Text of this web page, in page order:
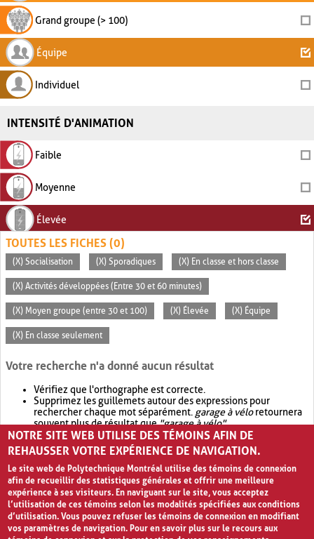
Grand groupe (> 100)
Équipe
Individuel
INTENSITÉ D'ANIMATION
Faible
Moyenne
Élevée
TOUTES LES FICHES (0)
(X) Socialisation (X) Sporadiques (X) En classe et hors classe
(X) Activités développées (Entre 30 et 60 minutes)
(X) Moyen groupe (entre 30 et 100) (X) Élevée (X) Équipe
(X) En classe seulement
Votre recherche n'a donné aucun résultat
Vérifiez que l'orthographe est correcte.
Supprimez les guillemets autour des expressions pour
rechercher chaque mot séparément. garage à véloretournera
souvent plus de résultat que"garage à vélo".
Envisagez d'élargir votre recherche avec OR.garage OR vélo
retournera souvent plus de résultat quegarage à vélo
NOTRE SITE WEB UTILISE DES TÉMOINS AFIN DE
REHAUSSER VOTRE EXPÉRIENCE DE NAVIGATION.
Le site web de Polytechnique Montréal utilise des témoins de connexion
afin de recueillir des statistiques générales et offrir une meilleure
expérience à ses visiteurs. En naviguant sur le site, vous acceptez
l’utilisation de ces témoins selon les modalités spécifiées aux conditions
d’utilisation. Vous pouvez refuser les témoins de connexion en modifiant
vos paramètres de navigation. Pour en savoir plus sur le recours aux